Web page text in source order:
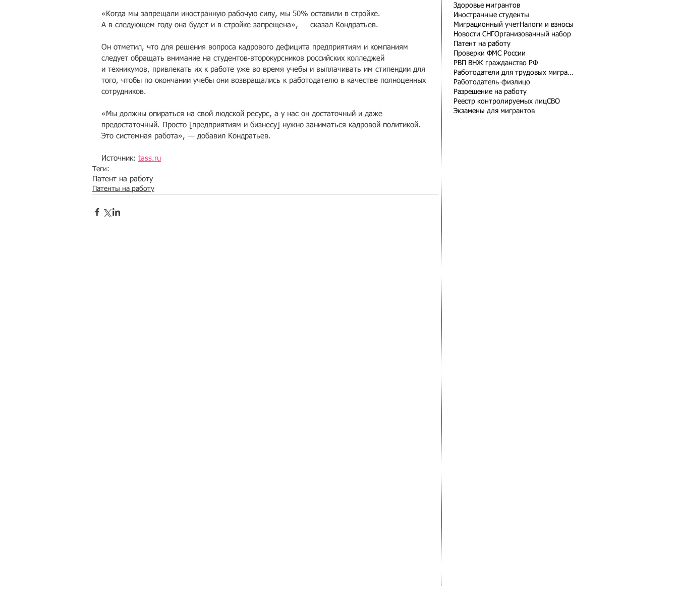
«Когда мы запрещали иностранную рабочую силу, мы 50% оставили в стройке.
А в следующем году она будет и в стройке запрещена», — сказал Кондратьев.
Он отметил, что для решения вопроса кадрового дефицита предприятиям и компаниям
следует обращать внимание на студентов-второкурсников российских колледжей
и техникумов, привлекать их к работе уже во время учебы и выплачивать им стипендии для
того, чтобы по окончании учебы они возвращались к работодателю в качестве полноценных
сотрудников.
«Мы должны опираться на свой людской ресурс, а у нас он достаточный и даже
предостаточный. Просто [предприятиям и бизнесу] нужно заниматься кадровой политикой.
Это системная работа», — добавил Кондратьев.
Источник: tass.ru
Теги:
Патент на работу
Патенты на работу
Здоровье мигрантов
Иностранные студенты
Миграционный учетНалоги и взносы
Новости СНГ Организованный набор
Патент на работу
Проверки ФМС России
РВП ВНЖ гражданство РФ
Работодатели для трудовых мигрантов
Работодатель-физлицо
Разрешение на работу
Реестр контролируемых лицСВО
Экзамены для мигрантов